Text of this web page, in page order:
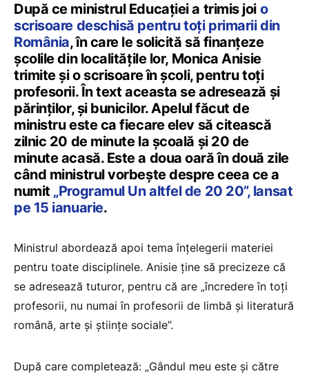
După ce ministrul Educației a trimis joi o
scrisoare deschisă pentru toți primarii din
România, în care le solicită să finanțeze
școlile din localitățile lor, Monica Anisie
trimite și o scrisoare în școli, pentru toți
profesorii. În text aceasta se adresează și
părinților, și bunicilor. Apelul făcut de
ministru este ca fiecare elev să citească
zilnic 20 de minute la școală și 20 de
minute acasă. Este a doua oară în două zile
când ministrul vorbește despre ceea ce a
numit „Programul Un altfel de 20 20”, lansat
pe 15 ianuarie.
Ministrul abordează apoi tema înțelegerii materiei
pentru toate disciplinele. Anisie ține să precizeze că
se adresează tuturor, pentru că are „încredere în toți
profesorii, nu numai în profesorii de limbă și literatură
română, arte și științe sociale”.
După care completează: „Gândul meu este și către